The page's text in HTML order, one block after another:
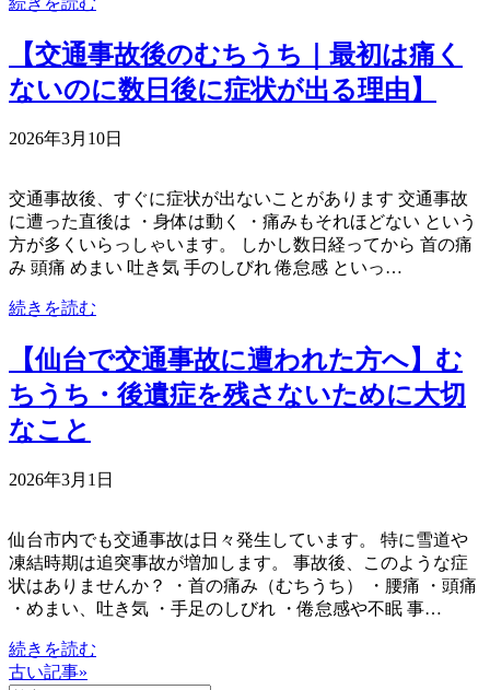
【交通事故後のむちうち｜最初は痛く
ないのに数日後に症状が出る理由】
2026年3月10日
交通事故後、すぐに症状が出ないことがあります 交通事故
に遭った直後は ・身体は動く ・痛みもそれほどない という
方が多くいらっしゃいます。 しかし数日経ってから 首の痛
み 頭痛 めまい 吐き気 手のしびれ 倦怠感 といっ…
続きを読む
【仙台で交通事故に遭われた方へ】む
ちうち・後遺症を残さないために大切
なこと
2026年3月1日
仙台市内でも交通事故は日々発生しています。 特に雪道や
凍結時期は追突事故が増加します。 事故後、このような症
状はありませんか？ ・首の痛み（むちうち） ・腰痛 ・頭痛
・めまい、吐き気 ・手足のしびれ ・倦怠感や不眠 事…
続きを読む
古い記事»